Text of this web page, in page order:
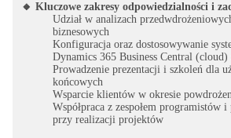
🔸 Kluczowe zakresy odpowiedzialności i
Udział w analizach
biznesowych
Konfiguracja oraz dostosowywanie
Dynamics 365 Business Central
Prowadzenie prezentacji i szkoleń dla
końcowych
Wsparcie klientów w okresie
Współpraca z zespołem programistów
przy realizacji projektów